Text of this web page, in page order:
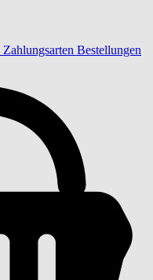
Zahlungsarten Bestellungen